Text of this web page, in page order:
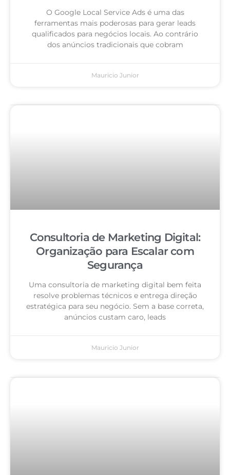
O Google Local Service Ads é uma das
ferramentas mais poderosas para gerar leads
qualificados para negócios locais. Ao contrário
dos anúncios tradicionais que cobram
Mauricio Junior
Consultoria de Marketing Digital:
Organização para Escalar com
Segurança
Uma consultoria de marketing digital bem feita
resolve problemas técnicos e entrega direção
estratégica para seu negócio. Sem a base correta,
anúncios custam caro, leads
Mauricio Junior